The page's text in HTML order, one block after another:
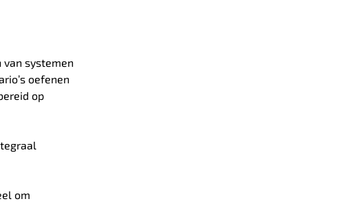
systemen
oefenen
op
om